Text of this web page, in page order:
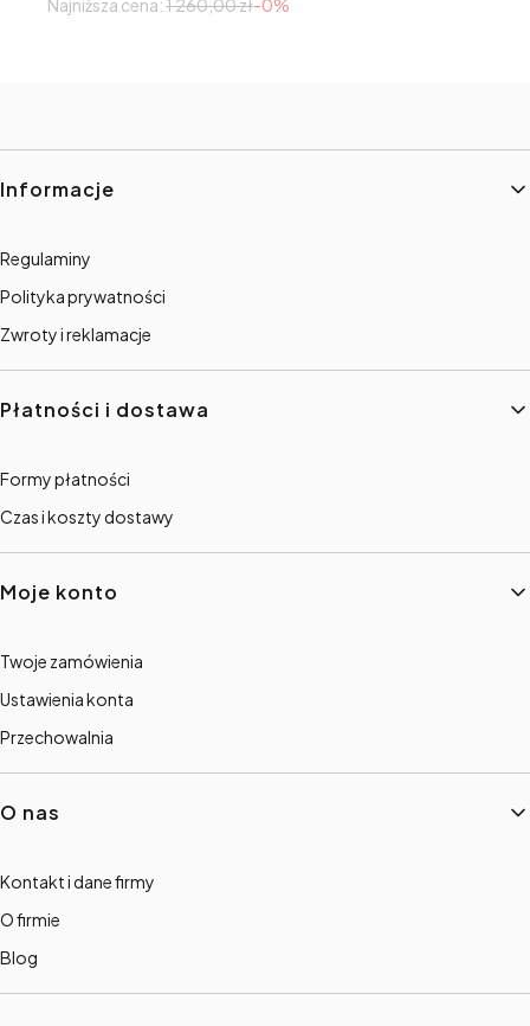
Najniższa cena:1 260,00 zł-0%
Linki w stopce
Informacje
Regulaminy
Polityka prywatności
Zwroty i reklamacje
Płatności i dostawa
Formy płatności
Czas i koszty dostawy
Moje konto
Twoje zamówienia
Ustawienia konta
Przechowalnia
O nas
Kontakt i dane firmy
O firmie
Blog